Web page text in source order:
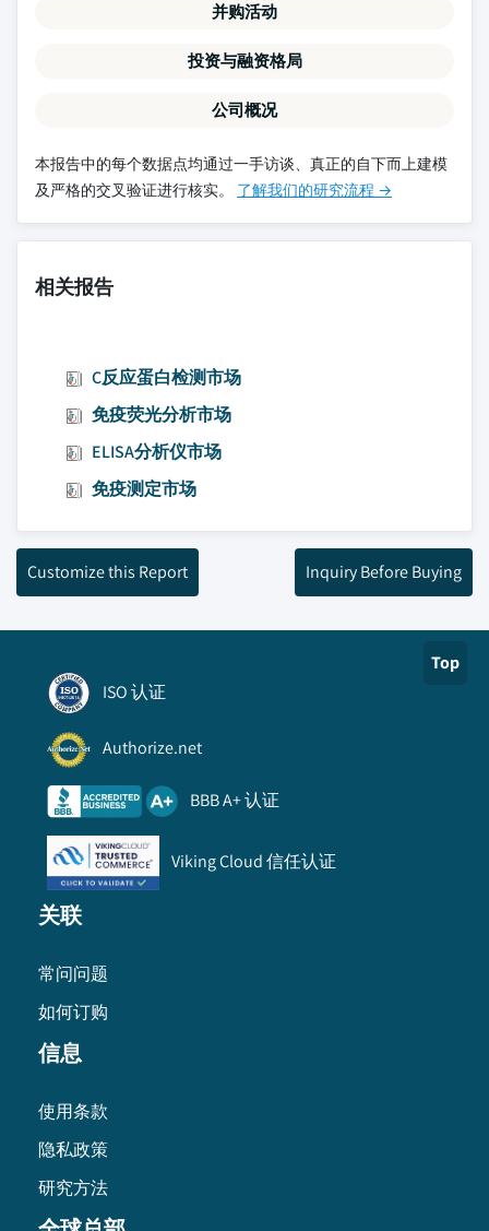
并购活动
投资与融资格局
公司概况
本报告中的每个数据点均通过一手访谈、真正的自下而上建模
及严格的交叉验证进行核实。 了解我们的研究流程 →
相关报告
C反应蛋白检测市场
免疫荧光分析市场
ELISA分析仪市场
免疫测定市场
Customize this Report Inquiry Before Buying
Top
ISO 认证
Authorize.net
BBB A+ 认证
Viking Cloud 信任认证
关联
常问问题
如何订购
信息
使用条款
隐私政策
研究方法